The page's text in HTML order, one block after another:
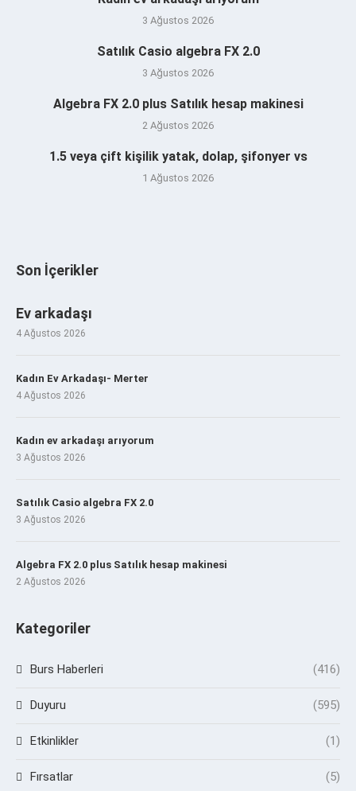
3 Ağustos 2026
Satılık Casio algebra FX 2.0
3 Ağustos 2026
Algebra FX 2.0 plus Satılık hesap makinesi
2 Ağustos 2026
1.5 veya çift kişilik yatak, dolap, şifonyer vs
1 Ağustos 2026
Son İçerikler
Ev arkadaşı
4 Ağustos 2026
Kadın Ev Arkadaşı- Merter
4 Ağustos 2026
Kadın ev arkadaşı arıyorum
3 Ağustos 2026
Satılık Casio algebra FX 2.0
3 Ağustos 2026
Algebra FX 2.0 plus Satılık hesap makinesi
2 Ağustos 2026
Kategoriler
Burs Haberleri (416)
Duyuru (595)
Etkinlikler (1)
Fırsatlar (5)